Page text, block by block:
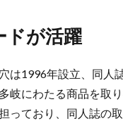
ドが活躍
は1996年設立、同人
岐にわたる商品を取
っており、同人誌の